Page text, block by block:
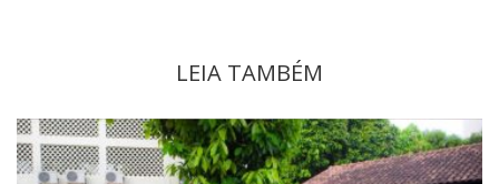
LEIA TAMBÉM